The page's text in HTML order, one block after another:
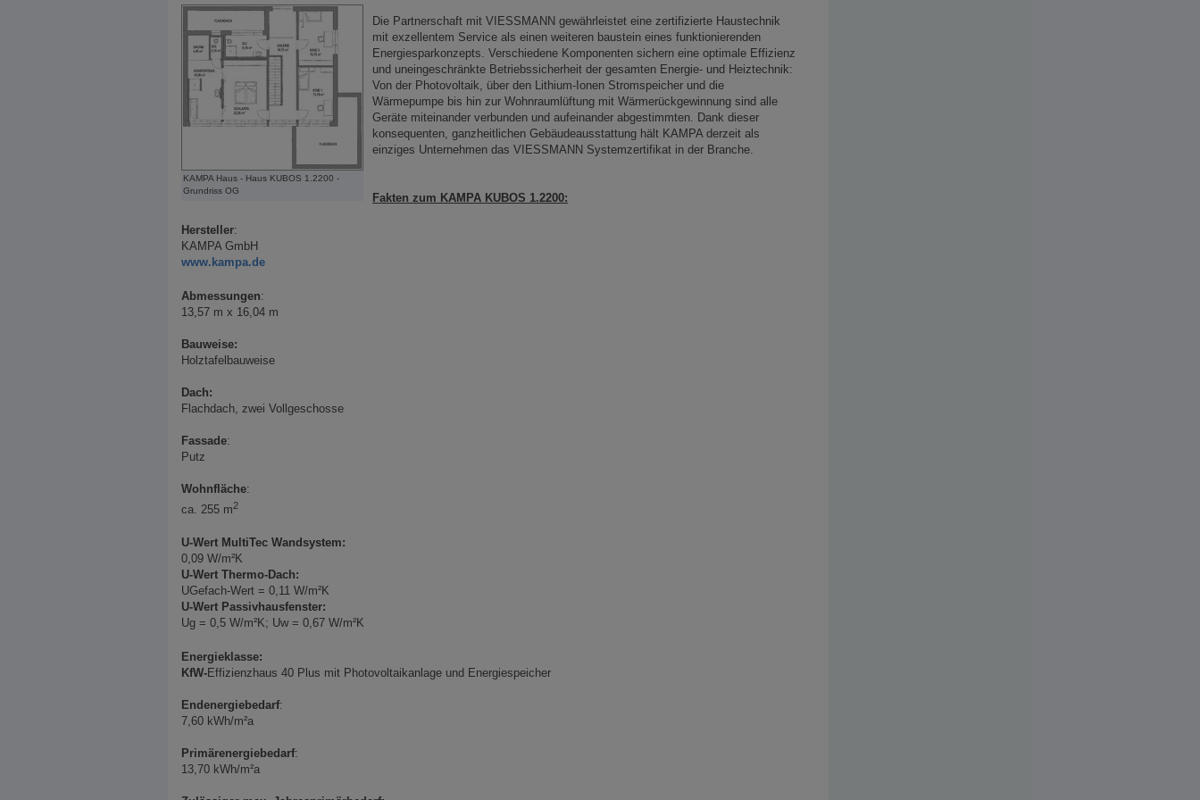
KAMPA Haus - Haus KUBOS 1.2200 -
Grundriss OG
Die Partnerschaft mit VIESSMANN gewährleistet eine zertifizierte Haustechnik
mit exzellentem Service als einen weiteren baustein eines funktionierenden
Energiesparkonzepts. Verschiedene Komponenten sichern eine optimale Effizienz
und uneingeschränkte Betriebssicherheit der gesamten Energie- und Heiztechnik:
Von der Photovoltaik, über den Lithium-Ionen Stromspeicher und die
Wärmepumpe bis hin zur Wohnraumlüftung mit Wärmerückgewinnung sind alle
Geräte miteinander verbunden und aufeinander abgestimmten. Dank dieser
konsequenten, ganzheitlichen Gebäudeausstattung hält KAMPA derzeit als
einziges Unternehmen das VIESSMANN Systemzertifikat in der Branche.
Fakten zum KAMPA KUBOS 1.2200:
Hersteller:
KAMPA GmbH
www.kampa.de
Abmessungen:
13,57 m x 16,04 m
Bauweise:
Holztafelbauweise
Dach:
Flachdach, zwei Vollgeschosse
Fassade:
Putz
Wohnfläche:
ca. 255 m2
U-Wert MultiTec Wandsystem:
0,09 W/m²K
U-Wert Thermo-Dach:
UGefach-Wert = 0,11 W/m²K
U-Wert Passivhausfenster:
Ug = 0,5 W/m²K; Uw = 0,67 W/m²K
Energieklasse:
KfW-Effizienzhaus 40 Plus mit Photovoltaikanlage und Energiespeicher
Endenergiebedarf:
7,60 kWh/m²a
Primärenergiebedarf:
13,70 kWh/m²a